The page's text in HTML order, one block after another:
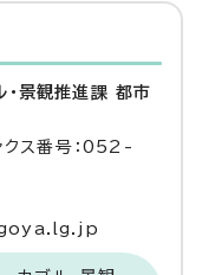
景観推進課 都市
ス番号：052-